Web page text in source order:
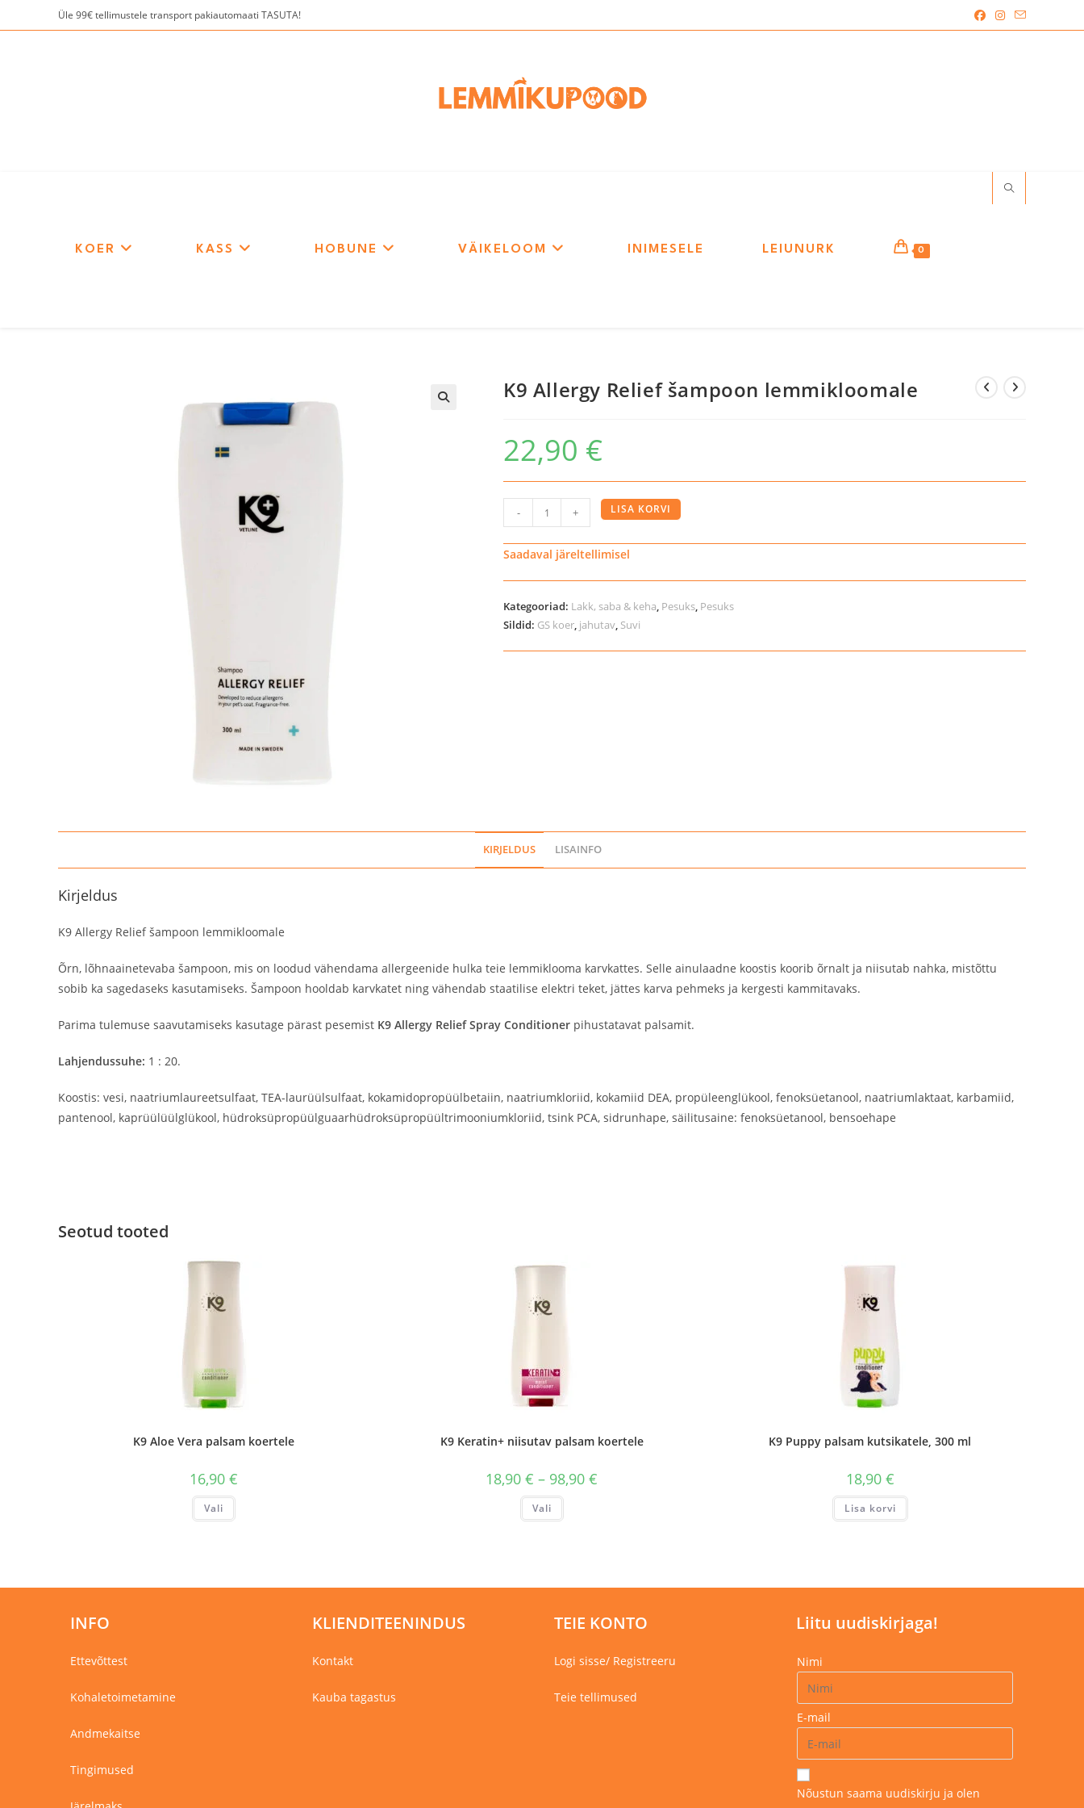
to
Üle 99€ tellimustele transport pakiautomaati TASUTA!
KOER KASS HOBUNE VÄIKELOOM INIMESELE LEIUNURK 0
K9 Allergy Relief šampoon lemmikloomale
22,90 €
Allergy
Relief
kogus
- + LISA KORVI
Saadaval järeltellimisel
Kategooriad: Lakk, saba & keha, Pesuks, Pesuks
Sildid: GS koer, jahutav, Suvi
KIRJELDUS LISAINFO
Kirjeldus
K9 Allergy Relief šampoon lemmikloomale
Õrn, lõhnaainetevaba šampoon, mis on loodud vähendama allergeenide hulka teie lemmiklooma karvkattes. Selle ainulaadne koostis koorib õrnalt ja niisutab nahka, mistõttu
sobib ka sagedaseks kasutamiseks. Šampoon hooldab karvkatet ning vähendab staatilise elektri teket, jättes karva pehmeks ja kergesti kammitavaks.
Parima tulemuse saavutamiseks kasutage pärast pesemist K9 Allergy Relief Spray Conditioner pihustatavat palsamit.
Lahjendussuhe: 1 : 20.
Koostis: vesi, naatriumlaureetsulfaat, TEA-laurüülsulfaat, kokamidopropüülbetaiin, naatriumkloriid, kokamiid DEA, propüleenglükool, fenoksüetanool, naatriumlaktaat, karbamiid,
pantenool, kaprüülüülglükool, hüdroksüpropüülguaarhüdroksüpropüültrimooniumkloriid, tsink PCA, sidrunhape, säilitusaine: fenoksüetanool, bensoehape
Seotud tooted
K9 Aloe Vera palsam koertele
16,90€
Vali
Sellel
on
tootelehel.
K9 Keratin+ niisutav palsam koertele
18,90€ – 98,90€
Vali
Sellel
on
tootelehel.
K9 Puppy palsam kutsikatele, 300 ml
18,90 €
Lisa korvi
INFO
Ettevõttest
Kohaletoimetamine
Andmekaitse
Tingimused
KLIENDITEENINDUS
Kontakt
Kauba tagastus
TEIE KONTO
Logi sisse/ Registreeru
Teie tellimused
Liitu uudiskirjaga!
Nimi
E-mail
Nõustun saama uudiskirju ja olen